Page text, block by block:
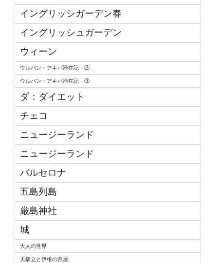
イングリッシガーデン春
イングリッシュガーデン
ウィーン
ウルパン・アキバ滞在記 ②
ウルパン・アキバ滞在記 ③
ダ：ダイエット
チェコ
ニュージーランド
ニュージーランド
バルセロナ
五島列島
厳島神社
城
大人の世界
天橋立と伊根の舟屋